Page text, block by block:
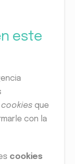
este
cookies que
con la
cookies